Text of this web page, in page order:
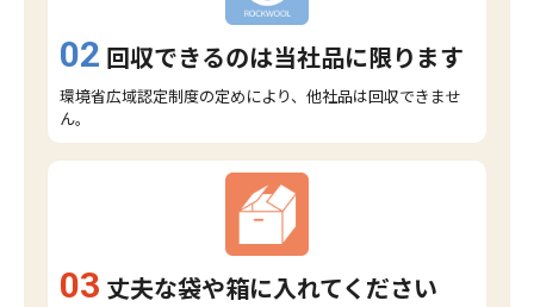
02 回収できるのは当社品に限ります
環境省広域認定制度の定めにより、他社品は回収できませ
ん。
03 丈夫な袋や箱に入れてください